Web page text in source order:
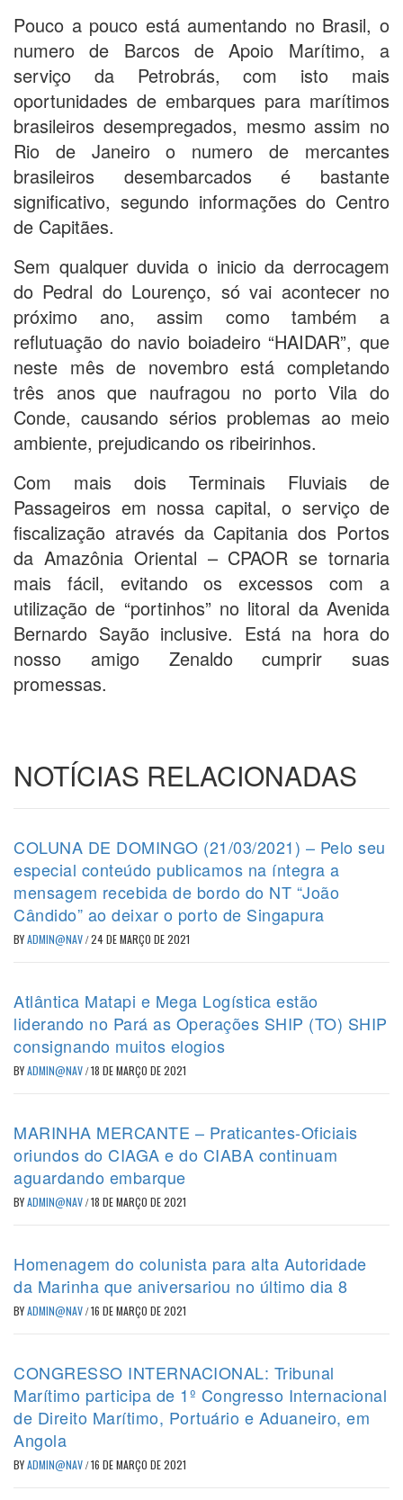
Pouco a pouco está aumentando no Brasil, o
numero de Barcos de Apoio Marítimo, a
serviço da Petrobrás, com isto mais
oportunidades de embarques para marítimos
brasileiros desempregados, mesmo assim no
Rio de Janeiro o numero de mercantes
brasileiros desembarcados é bastante
significativo, segundo informações do Centro
de Capitães.
Sem qualquer duvida o inicio da derrocagem
do Pedral do Lourenço, só vai acontecer no
próximo ano, assim como também a
reflutuação do navio boiadeiro “HAIDAR”, que
neste mês de novembro está completando
três anos que naufragou no porto Vila do
Conde, causando sérios problemas ao meio
ambiente, prejudicando os ribeirinhos.
Com mais dois Terminais Fluviais de
Passageiros em nossa capital, o serviço de
fiscalização através da Capitania dos Portos
da Amazônia Oriental – CPAOR se tornaria
mais fácil, evitando os excessos com a
utilização de “portinhos” no litoral da Avenida
Bernardo Sayão inclusive. Está na hora do
nosso amigo Zenaldo cumprir suas
promessas.
NOTÍCIAS RELACIONADAS
COLUNA DE DOMINGO (21/03/2021) – Pelo seu
especial conteúdo publicamos na íntegra a
mensagem recebida de bordo do NT “João
Cândido” ao deixar o porto de Singapura
BYADMIN@NAV/24 DE MARÇO DE 2021
Atlântica Matapi e Mega Logística estão
liderando no Pará as Operações SHIP (TO) SHIP
consignando muitos elogios
BYADMIN@NAV/18 DE MARÇO DE 2021
MARINHA MERCANTE – Praticantes-Oficiais
oriundos do CIAGA e do CIABA continuam
aguardando embarque
BYADMIN@NAV/18 DE MARÇO DE 2021
Homenagem do colunista para alta Autoridade
da Marinha que aniversariou no último dia 8
BYADMIN@NAV/16 DE MARÇO DE 2021
CONGRESSO INTERNACIONAL: Tribunal
Marítimo participa de 1º Congresso Internacional
de Direito Marítimo, Portuário e Aduaneiro, em
Angola
BYADMIN@NAV/16 DE MARÇO DE 2021